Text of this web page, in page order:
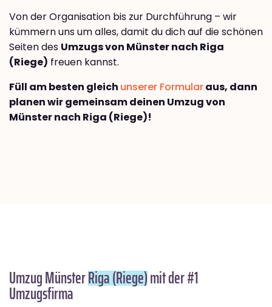
Von der Organisation bis zur Durchführung – wir
kümmern uns um alles, damit du dich auf die schönen
Seiten des Umzugs von Münster nach Riga
(Riege) freuen kannst.
Füll am besten gleich unserer Formularaus, dann
planen wir gemeinsam deinen Umzug von
Münster nach Riga (Riege)!
Umzug MünsterRiga (Riege)mit der #1
Umzugsfirma